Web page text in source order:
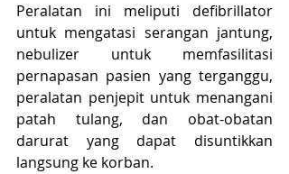
Peralatan ini meliputi defibrillator
untuk mengatasi serangan jantung,
nebulizer untuk memfasilitasi
pernapasan pasien yang terganggu,
peralatan penjepit untuk menangani
patah tulang, dan obat-obatan
darurat yang dapat disuntikkan
langsung ke korban.